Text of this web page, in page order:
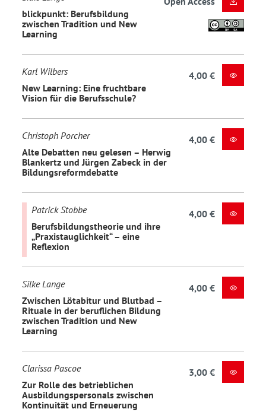
blickpunkt: Berufsbildung
zwischen Tradition und New
Learning
Karl Wilbers
New Learning: Eine fruchtbare
Vision für die Berufsschule?
4,00 €
Christoph Porcher
Alte Debatten neu gelesen – Herwig
Blankertz und Jürgen Zabeck in der
Bildungsreformdebatte
4,00 €
Patrick Stobbe
Berufsbildungstheorie und ihre
„Praxistauglichkeit“ – eine
Reflexion
4,00 €
Silke Lange
Zwischen Lötabitur und Blutbad –
Rituale in der beruflichen Bildung
zwischen Tradition und New
Learning
4,00 €
Clarissa Pascoe
Zur Rolle des betrieblichen
Ausbildungspersonals zwischen
Kontinuität und Erneuerung
3,00 €